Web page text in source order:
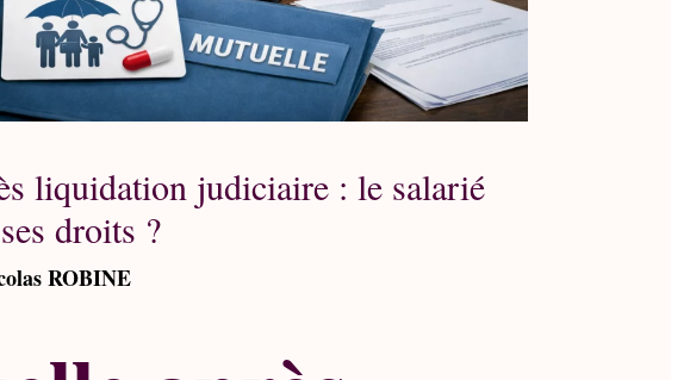
liquidation judiciaire : le salarié
droits ?
ROBINE